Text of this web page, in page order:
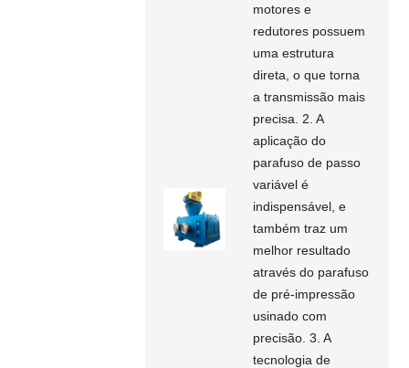
motores e
redutores possuem
uma estrutura
direta, o que torna
a transmissão mais
precisa. 2. A
aplicação do
parafuso de passo
variável é
indispensável, e
também traz um
melhor resultado
através do parafuso
de pré-impressão
usinado com
precisão. 3. A
tecnologia de